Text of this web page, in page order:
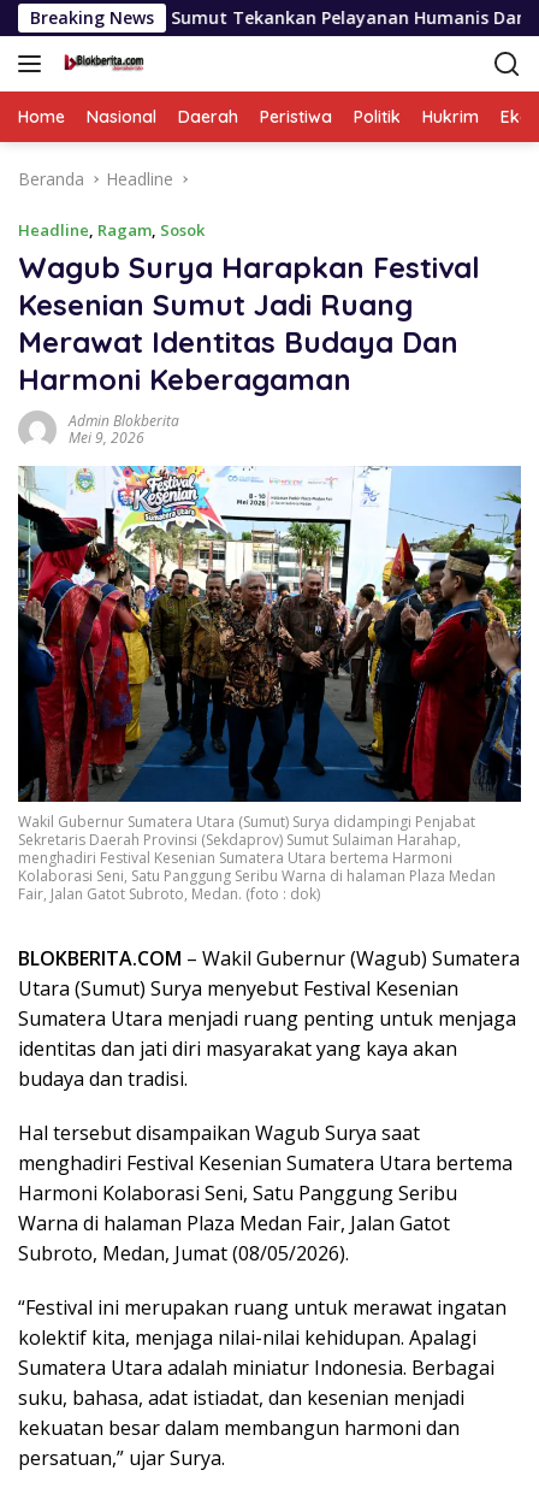
Langsung
ke
konten
Breaking News
Sumut Tekankan Pelayanan Humanis Dan Penambahan
Home Nasional Daerah Peristiwa Politik Hukrim
Beranda Headline
Headline, Ragam, Sosok
Wagub Surya Harapkan Festival
Kesenian Sumut Jadi Ruang
Merawat Identitas Budaya Dan
Harmoni Keberagaman
Admin Blokberita
Mei 9, 2026
Wakil Gubernur Sumatera Utara (Sumut) Surya didampingi Penjabat
Sekretaris Daerah Provinsi (Sekdaprov) Sumut Sulaiman Harahap,
menghadiri Festival Kesenian Sumatera Utara bertema Harmoni
Kolaborasi Seni, Satu Panggung Seribu Warna di halaman Plaza Medan
Fair, Jalan Gatot Subroto, Medan. (foto : dok)
BLOKBERITA.COM – Wakil Gubernur (Wagub) Sumatera
Utara (Sumut) Surya menyebut Festival Kesenian
Sumatera Utara menjadi ruang penting untuk menjaga
identitas dan jati diri masyarakat yang kaya akan
budaya dan tradisi.
Hal tersebut disampaikan Wagub Surya saat
menghadiri Festival Kesenian Sumatera Utara bertema
Harmoni Kolaborasi Seni, Satu Panggung Seribu
Warna di halaman Plaza Medan Fair, Jalan Gatot
Subroto, Medan, Jumat (08/05/2026).
“Festival ini merupakan ruang untuk merawat ingatan
kolektif kita, menjaga nilai-nilai kehidupan. Apalagi
Sumatera Utara adalah miniatur Indonesia. Berbagai
suku, bahasa, adat istiadat, dan kesenian menjadi
kekuatan besar dalam membangun harmoni dan
persatuan,” ujar Surya.